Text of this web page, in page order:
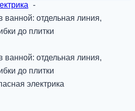
ванной: отдельная линия,
до плитки
ванной: отдельная линия,
до плитки
электрика